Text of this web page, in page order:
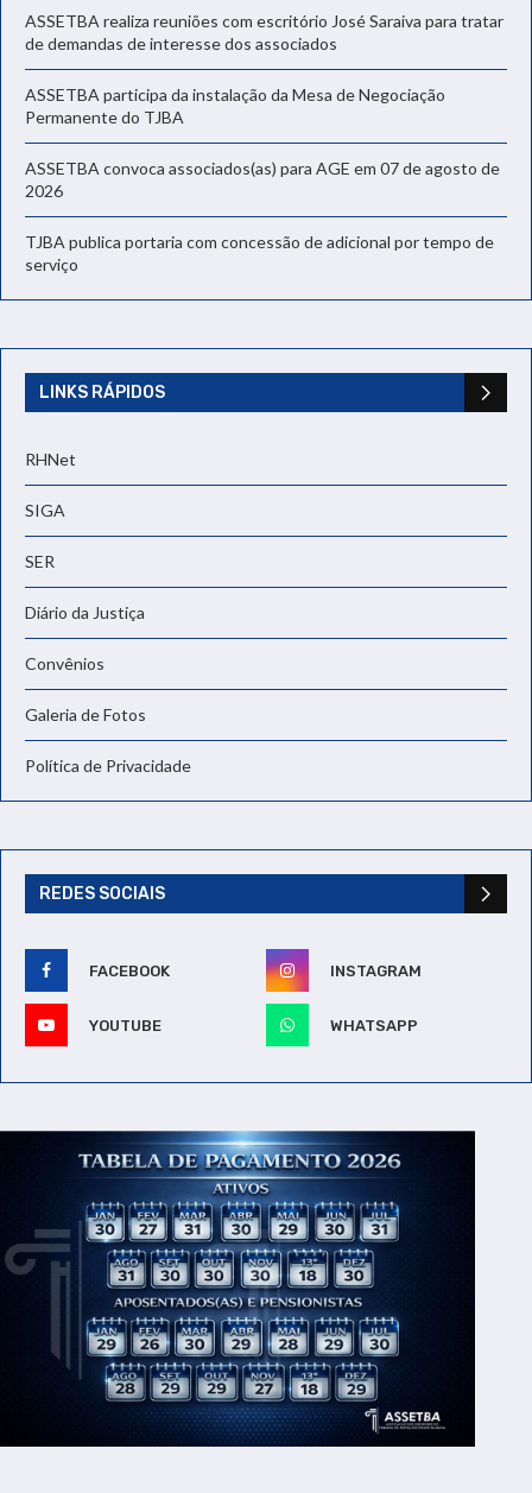
ASSETBA realiza reuniões com escritório José Saraiva para tratar
de demandas de interesse dos associados
ASSETBA participa da instalação da Mesa de Negociação
Permanente do TJBA
ASSETBA convoca associados(as) para AGE em 07 de agosto de
2026
TJBA publica portaria com concessão de adicional por tempo de
serviço
LINKS RÁPIDOS
RHNet
SIGA
SER
Diário da Justiça
Convênios
Galeria de Fotos
Política de Privacidade
REDES SOCIAIS
FACEBOOK INSTAGRAM
YOUTUBE WHATSAPP